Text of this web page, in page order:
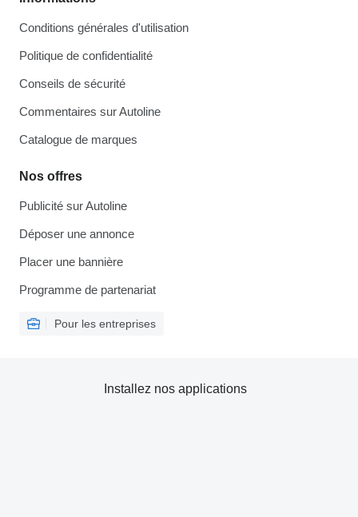
Conditions générales d'utilisation
Politique de confidentialité
Conseils de sécurité
Commentaires sur Autoline
Catalogue de marques
Nos offres
Publicité sur Autoline
Déposer une annonce
Placer une bannière
Programme de partenariat
Pour les entreprises
Installez nos applications